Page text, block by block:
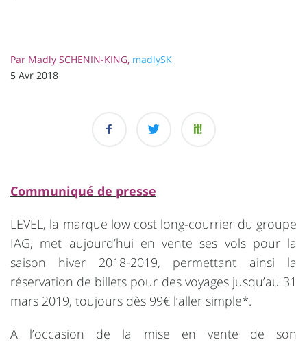
Par Madly SCHENIN-KING, madlySK
5 Avr 2018
Communiqué de presse
LEVEL, la marque low cost long-courrier du groupe
IAG, met aujourd’hui en vente ses vols pour la
saison hiver 2018-2019, permettant ainsi la
réservation de billets pour des voyages jusqu’au 31
mars 2019, toujours dès 99€ l’aller simple*.
A l’occasion de la mise en vente de son